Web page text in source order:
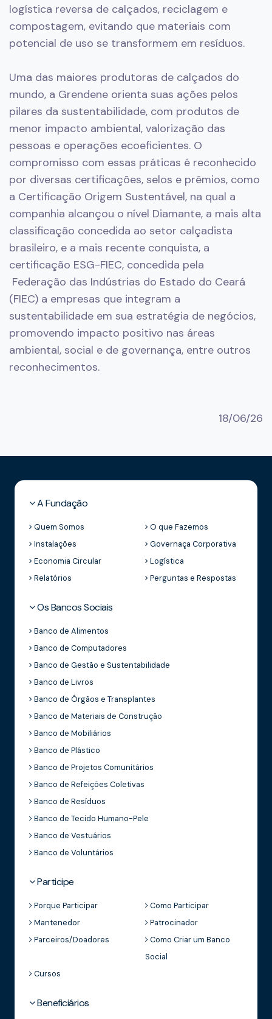
logística reversa de calçados, reciclagem e
compostagem, evitando que materiais com
potencial de uso se transformem em resíduos.
Uma das maiores produtoras de calçados do
mundo, a Grendene orienta suas ações pelos
pilares da sustentabilidade, com produtos de
menor impacto ambiental, valorização das
pessoas e operações ecoeficientes. O
compromisso com essas práticas é reconhecido
por diversas certificações, selos e prêmios, como
a Certificação Origem Sustentável, na qual a
companhia alcançou o nível Diamante, a mais alta
classificação concedida ao setor calçadista
brasileiro, e a mais recente conquista, a
certificação ESG-FIEC, concedida pela
Federação das Indústrias do Estado do Ceará
(FIEC) a empresas que integram a
sustentabilidade em sua estratégia de negócios,
promovendo impacto positivo nas áreas
ambiental, social e de governança, entre outros
reconhecimentos.
18/06/26
A Fundação
Quem Somos
O que Fazemos
Instalações
Governaça Corporativa
Economia Circular
Logística
Relatórios
Perguntas e Respostas
Os Bancos Sociais
Banco de Alimentos
Banco de Computadores
Banco de Gestão e Sustentabilidade
Banco de Livros
Banco de Órgãos e Transplantes
Banco de Materiais de Construção
Banco de Mobiliários
Banco de Plástico
Banco de Projetos Comunitários
Banco de Refeições Coletivas
Banco de Resíduos
Banco de Tecido Humano-Pele
Banco de Vestuários
Banco de Voluntários
Participe
Porque Participar
Como Participar
Mantenedor
Patrocinador
Parceiros/Doadores
Como Criar um Banco
Social
Cursos
Beneficiários